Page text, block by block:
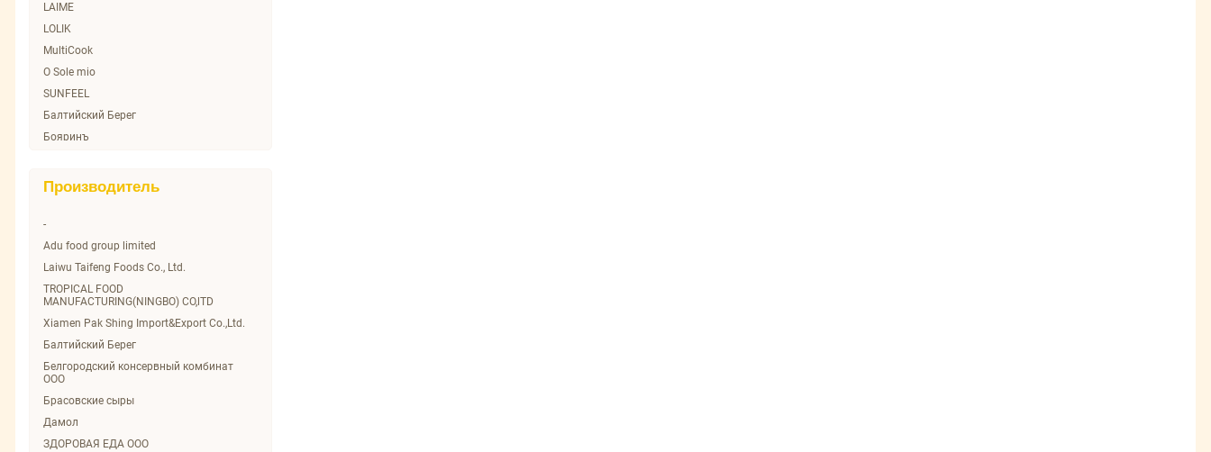
LAIME
LOLIK
MultiCook
O Sole mio
SUNFEEL
Балтийский Берег
Бояринъ
Дары Атлантиды
Микадо
Морское содружество
Сельсовет
ТомТом
Японская кухня
Производитель
-
Adu food group limited
Laiwu Taifeng Foods Co., Ltd.
TROPICAL FOOD
MANUFACTURING(NINGBO) CO,lTD
Xiamen Pak Shing Import&Export Co.,Ltd.
Балтийский Берег
Белгородский консервный комбинат
ООО
Брасовские сыры
Дамол
ЗДОРОВАЯ ЕДА ООО